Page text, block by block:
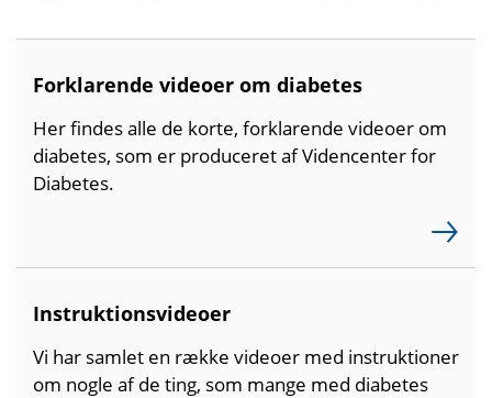
Forklarende videoer om diabetes
Her findes alle de korte, forklarende videoer om
diabetes, som er produceret af Videncenter for
Diabetes.
Instruktionsvideoer
Vi har samlet en række videoer med instruktioner
om nogle af de ting, som mange med diabetes